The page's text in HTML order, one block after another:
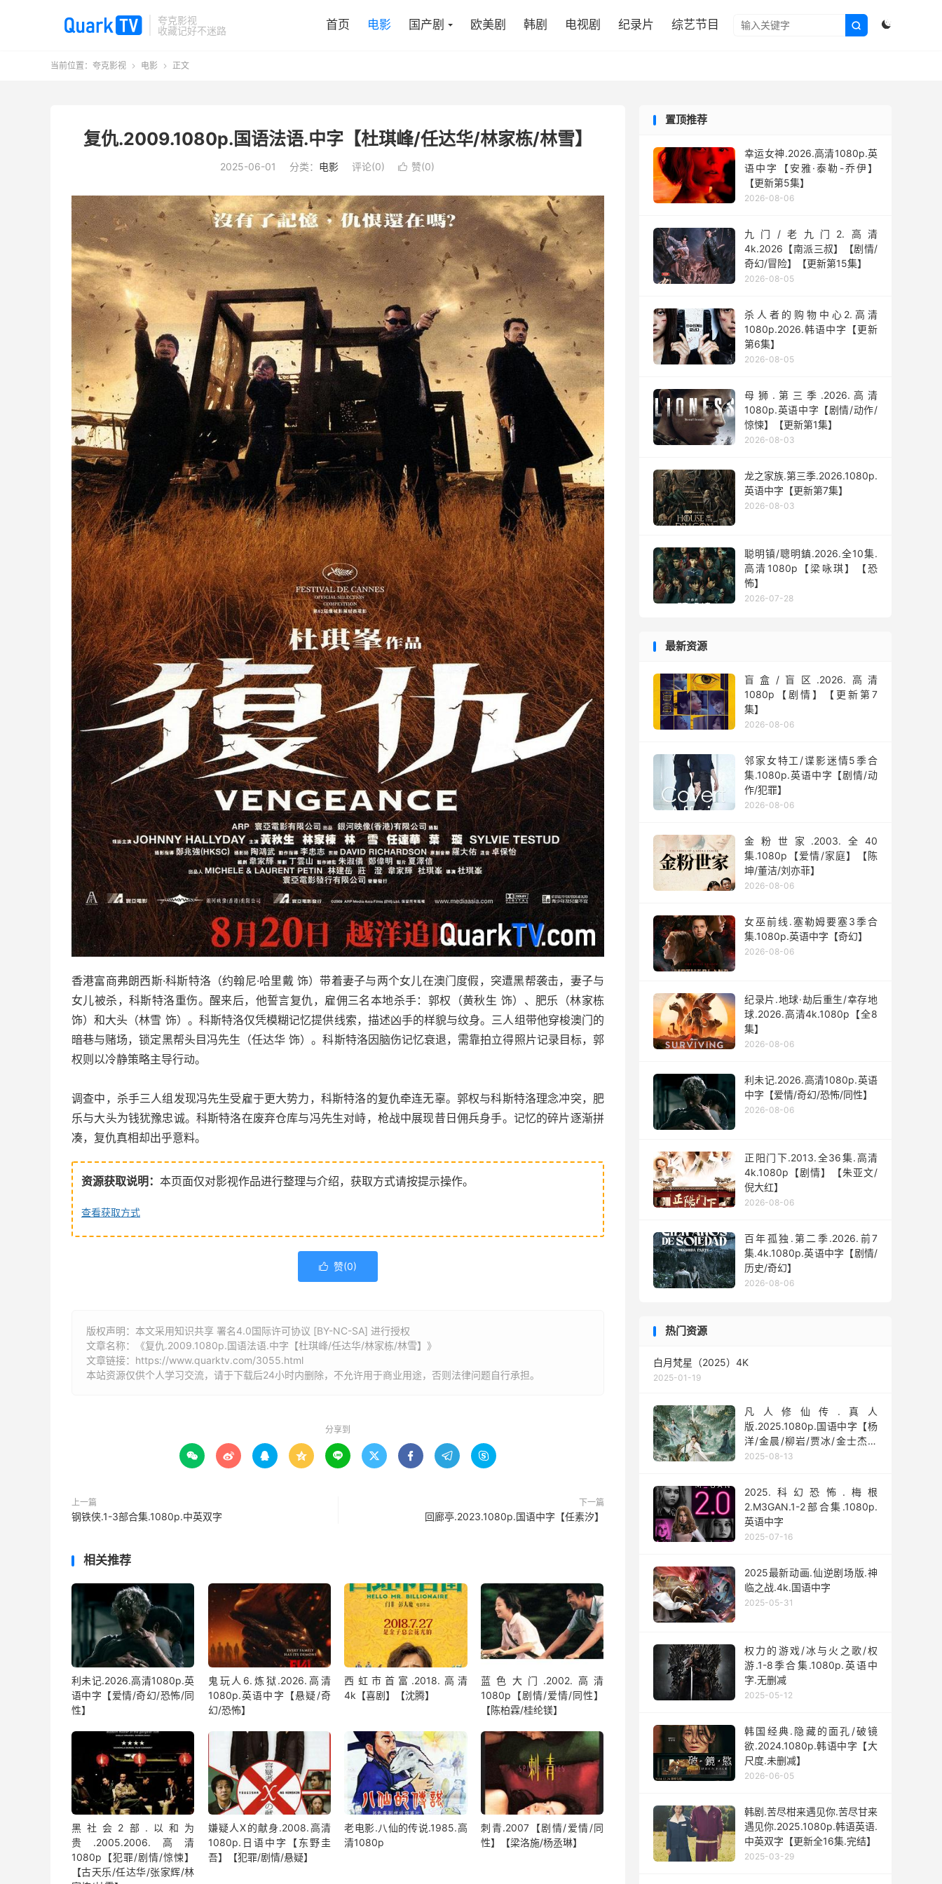
夸克影视
收藏记好不迷路


首页 电影 国产剧 欧美剧 韩剧 电视剧 纪录片 综艺节目
当前位置： 夸克影视  电影  正文
复仇.2009.1080p.国语法语.中字【杜琪峰/任达华/林家栋/林雪】
2025-06-01 分类： 电影 评论(0)  赞(0)
香港富商弗朗西斯·科斯特洛（约翰尼·哈里戴 饰）带着妻子与两个女儿在澳门度假，突遭黑帮袭击，妻子与
女儿被杀，科斯特洛重伤。醒来后，他誓言复仇，雇佣三名本地杀手：郭权（黄秋生 饰）、肥乐（林家栋
饰）和大头（林雪 饰）。科斯特洛仅凭模糊记忆提供线索，描述凶手的样貌与纹身。三人组带他穿梭澳门的
暗巷与赌场，锁定黑帮头目冯先生（任达华 饰）。科斯特洛因脑伤记忆衰退，需靠拍立得照片记录目标，郭
权则以冷静策略主导行动。
调查中，杀手三人组发现冯先生受雇于更大势力，科斯特洛的复仇牵连无辜。郭权与科斯特洛理念冲突，肥
乐与大头为钱犹豫忠诚。科斯特洛在废弃仓库与冯先生对峙，枪战中展现昔日佣兵身手。记忆的碎片逐渐拼
凑，复仇真相却出乎意料。
资源获取说明： 本页面仅对影视作品进行整理与介绍，获取方式请按提示操作。
查看获取方式
 赞(0)
版权声明：本文采用知识共享 署名4.0国际许可协议 [BY-NC-SA] 进行授权
文章名称：《复仇.2009.1080p.国语法语.中字【杜琪峰/任达华/林家栋/林雪】》
文章链接： https://www.quarktv.com/3055.html
本站资源仅供个人学习交流，请于下载后24小时内删除，不允许用于商业用途，否则法律问题自行承担。
分享到
        
上一篇
钢铁侠.1-3部合集.1080p.中英双字
下一篇
回廊亭.2023.1080p.国语中字【任素汐】
相关推荐
利未记.2026.高清1080p.英
语中字【爱情/奇幻/恐怖/同
性】
鬼玩人6.炼狱.2026.高清
1080p.英语中字【悬疑/奇
幻/恐怖】
西虹市首富.2018.高清
4k【喜剧】【沈腾】
蓝色大门.2002.高清
1080p【剧情/爱情/同性】
【陈柏霖/桂纶镁】
黑社会2部.以和为
贵.2005.2006.高清
1080p【犯罪/剧情/惊悚】
【古天乐/任达华/张家辉/林
嫌疑人X的献身.2008.高清
1080p.日语中字【东野圭
吾】【犯罪/剧情/悬疑】
老电影.八仙的传说.1985.高
清1080p
刺青.2007【剧情/爱情/同
性】【梁洛施/杨丞琳】
置顶推荐
幸运女神.2026.高清1080p.英
语中字【安雅·泰勒-乔伊】
【更新第5集】
2026-08-06
九门/老九门2.高清
4k.2026【南派三叔】【剧情/
奇幻/冒险】【更新第15集】
2026-08-05
杀人者的购物中心2.高清
1080p.2026.韩语中字【更新
第6集】
2026-08-05
母狮.第三季.2026.高清
1080p.英语中字【剧情/动作/
惊悚】【更新第1集】
2026-08-03
龙之家族.第三季.2026.1080p.
英语中字【更新第7集】
2026-08-03
聪明镇/聰明鎮.2026.全10集.
高清1080p【梁咏琪】【恐
怖】
2026-07-28
最新资源
盲盒/盲区.2026.高清
1080p【剧情】【更新第7
集】
2026-08-06
邻家女特工/谍影迷情5季合
集.1080p.英语中字【剧情/动
作/犯罪】
2026-08-06
金粉世家.2003.全40
集.1080p【爱情/家庭】【陈
坤/董洁/刘亦菲】
2026-08-06
女巫前线.塞勒姆要塞3季合
集.1080p.英语中字【奇幻】
2026-08-06
纪录片.地球·劫后重生/幸存地
球.2026.高清4k.1080p【全8
集】
2026-08-06
利未记.2026.高清1080p.英语
中字【爱情/奇幻/恐怖/同性】
2026-08-06
正阳门下.2013.全36集.高清
4k.1080p【剧情】【朱亚文/
倪大红】
2026-08-06
百年孤独.第二季.2026.前7
集.4k.1080p.英语中字【剧情/
历史/奇幻】
2026-08-06
热门资源
白月梵星（2025）4K
2025-01-19
凡人修仙传.真人
版.2025.1080p.国语中字【杨
洋/金晨/柳岩/贾冰/金士杰】
【全30集】
2025-08-13
2025.科幻恐怖.梅根
2.M3GAN.1-2部合集.1080p.
英语中字
2025-07-16
2025最新动画.仙逆剧场版.神
临之战.4k.国语中字
2025-05-31
权力的游戏/冰与火之歌/权
游.1-8季合集.1080p.英语中
字.无删减
2025-05-12
韩国经典.隐藏的面孔/破镜
欲.2024.1080p.韩语中字【大
尺度.未删减】
2026-06-05
韩剧.苦尽柑来遇见你.苦尽甘来
遇见你.2025.1080p.韩语英语.
中英双字【更新全16集.完结】
2025-03-29